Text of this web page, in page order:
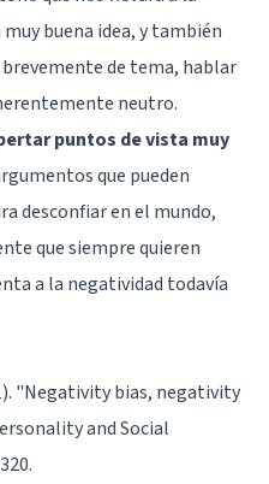
buena idea, y también
de tema, hablar
neutro.
puntos de vista muy
que pueden
desconfiar en el mundo,
que siempre quieren
a la negatividad todavía
"Negativity bias, negativity
and Social